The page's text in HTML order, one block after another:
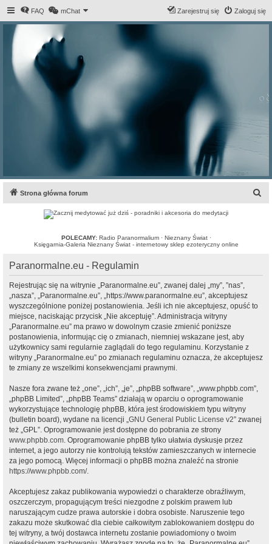
FAQ mChat Zaloguj się
Zarejestruj się
Strona główna forum
POLECAMY: Radio Paranormalium· Nieznany Świat·
Księgarnia-Galeria Nieznany Świat - internetowy sklep ezoteryczny online
Paranormalne.eu - Regulamin
Rejestrując się na witrynie „Paranormalne.eu”, zwanej dalej „my”, ”nas”,
„nasza”, „Paranormalne.eu”, „https://www.paranormalne.eu”, akceptujesz
wyszczególnione poniżej postanowienia. Jeśli ich nie akceptujesz, opuść to
miejsce, naciskając przycisk „Nie akceptuję”. Administracja witryny
„Paranormalne.eu” ma prawo w dowolnym czasie zmienić poniższe
postanowienia, informując cię o zmianach, niemniej wskazane jest, aby
użytkownicy sami regularnie zaglądali do tego regulaminu. Korzystanie z
witryny „Paranormalne.eu” po zmianach regulaminu oznacza, że akceptujesz
te zmiany ze wszelkimi konsekwencjami prawnymi.
Nasze fora zwane też „one”, „ich”, „je”, „phpBB software”, „www.phpbb.com”,
„phpBB Limited”, „phpBB Teams” działają w oparciu o oprogramowanie
wykorzystujące technologię phpBB, która jest środowiskiem typu witryny
(bulletin board), wydane na licencji „GNU General Public License v2” zwanej
też „GPL”. Oprogramowanie jest dostępne do pobrania ze strony
www.phpbb.com. Oprogramowanie phpBB tylko ułatwia dyskusje przez
internet, a jego autorzy nie kontrolują tekstów zamieszczanych w internecie
za jego pomocą. Więcej informacji o phpBB można znaleźć na stronie
https://www.phpbb.com/.
Akceptujesz zakaz publikowania wypowiedzi o charakterze obraźliwym,
oszczerczym, propagującym treści niezgodne z polskim prawem lub
naruszającym cudze prawa autorskie i dobra osobiste. Naruszenie tego
zakazu może skutkować dla ciebie całkowitym zablokowaniem dostępu do
tej witryny, a twój dostawca internetu zostanie powiadomiony o twoim